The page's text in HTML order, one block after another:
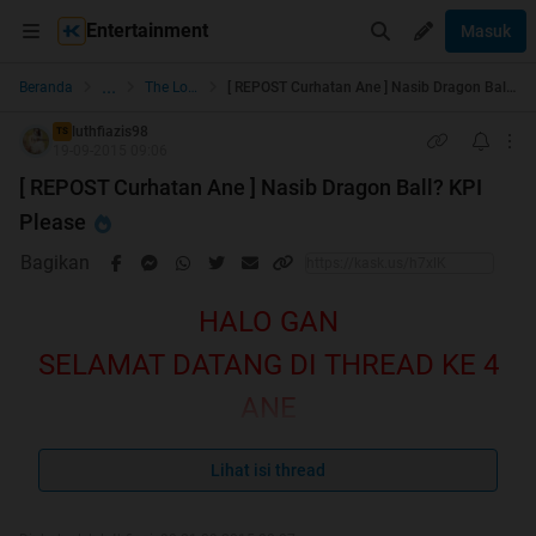
Entertainment Masuk
Beranda ... The Lounge
TS
luthfiazis98
[ REPOST Curhatan Ane ] Nasib Dragon Ball? KPI
Please
Bagikan
HALO GAN
SELAMAT DATANG DI THREAD KE 4
OH BUKAN, HOT THREAD KITA
KARENA KITA YANG MERAMAIKAN,
Lihat isi thread